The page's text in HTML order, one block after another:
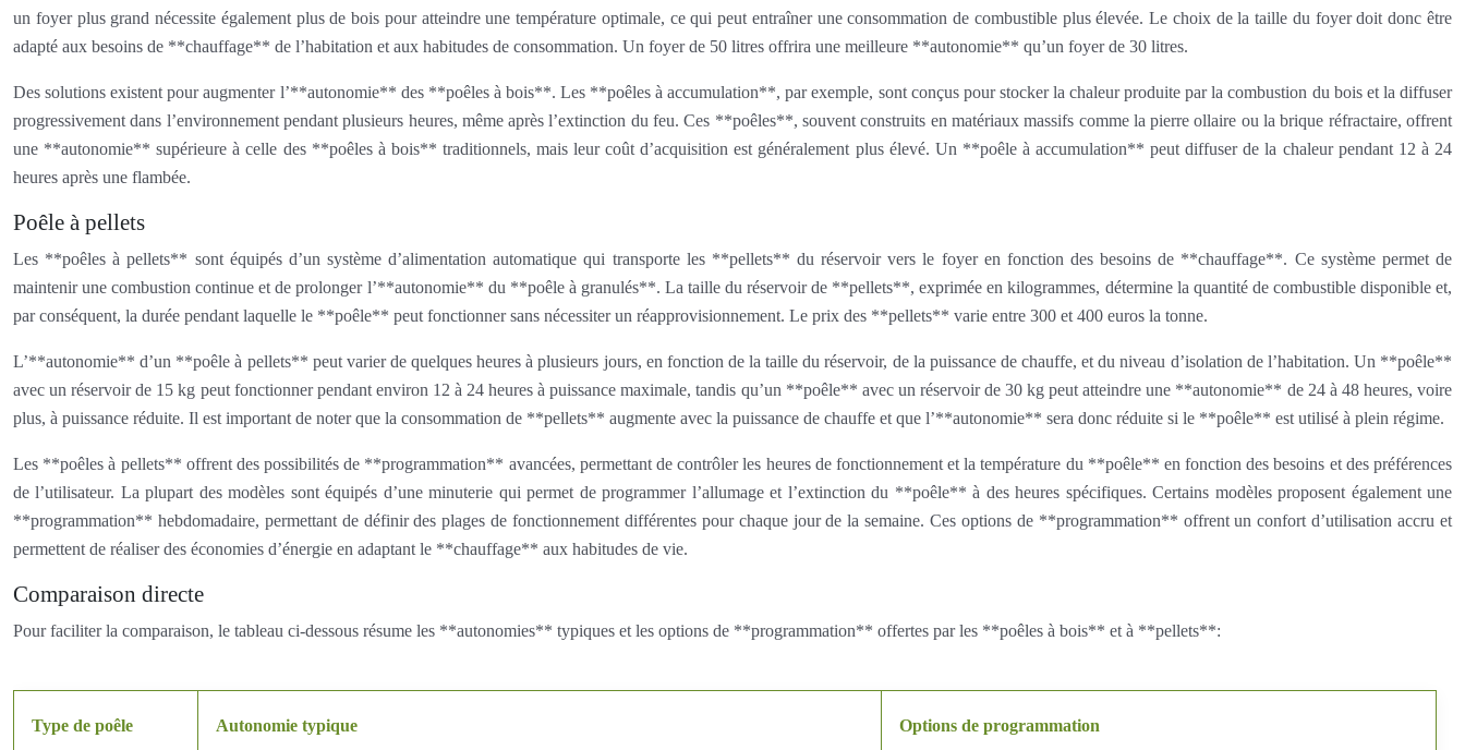
un foyer plus grand nécessite également plus de bois pour atteindre une température optimale, ce qui peut entraîner une consommation de combustible plus élevée. Le choix de la taille du foyer doit donc être
adapté aux besoins de **chauffage** de l’habitation et aux habitudes de consommation. Un foyer de 50 litres offrira une meilleure **autonomie** qu’un foyer de 30 litres.
Des solutions existent pour augmenter l’**autonomie** des **poêles à bois**. Les **poêles à accumulation**, par exemple, sont conçus pour stocker la chaleur produite par la combustion du bois et la diffuser
progressivement dans l’environnement pendant plusieurs heures, même après l’extinction du feu. Ces **poêles**, souvent construits en matériaux massifs comme la pierre ollaire ou la brique réfractaire, offrent
une **autonomie** supérieure à celle des **poêles à bois** traditionnels, mais leur coût d’acquisition est généralement plus élevé. Un **poêle à accumulation** peut diffuser de la chaleur pendant 12 à 24
heures après une flambée.
Poêle à pellets
Les **poêles à pellets** sont équipés d’un système d’alimentation automatique qui transporte les **pellets** du réservoir vers le foyer en fonction des besoins de **chauffage**. Ce système permet de
maintenir une combustion continue et de prolonger l’**autonomie** du **poêle à granulés**. La taille du réservoir de **pellets**, exprimée en kilogrammes, détermine la quantité de combustible disponible et,
par conséquent, la durée pendant laquelle le **poêle** peut fonctionner sans nécessiter un réapprovisionnement. Le prix des **pellets** varie entre 300 et 400 euros la tonne.
L’**autonomie** d’un **poêle à pellets** peut varier de quelques heures à plusieurs jours, en fonction de la taille du réservoir, de la puissance de chauffe, et du niveau d’isolation de l’habitation. Un **poêle**
avec un réservoir de 15 kg peut fonctionner pendant environ 12 à 24 heures à puissance maximale, tandis qu’un **poêle** avec un réservoir de 30 kg peut atteindre une **autonomie** de 24 à 48 heures, voire
plus, à puissance réduite. Il est important de noter que la consommation de **pellets** augmente avec la puissance de chauffe et que l’**autonomie** sera donc réduite si le **poêle** est utilisé à plein régime.
Les **poêles à pellets** offrent des possibilités de **programmation** avancées, permettant de contrôler les heures de fonctionnement et la température du **poêle** en fonction des besoins et des préférences
de l’utilisateur. La plupart des modèles sont équipés d’une minuterie qui permet de programmer l’allumage et l’extinction du **poêle** à des heures spécifiques. Certains modèles proposent également une
**programmation** hebdomadaire, permettant de définir des plages de fonctionnement différentes pour chaque jour de la semaine. Ces options de **programmation** offrent un confort d’utilisation accru et
permettent de réaliser des économies d’énergie en adaptant le **chauffage** aux habitudes de vie.
Comparaison directe
Pour faciliter la comparaison, le tableau ci-dessous résume les **autonomies** typiques et les options de **programmation** offertes par les **poêles à bois** et à **pellets**:
Type de poêle Autonomie typique Options de programmation